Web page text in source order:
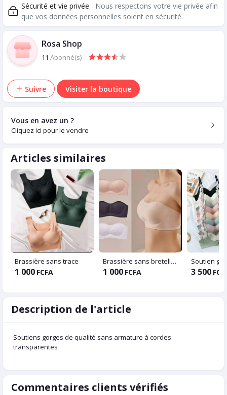
Sécurité et vie privée
Nous respectons votre vie privée afin
que vos données personnelles soient en sécurité.
Rosa Shop
11 Abonné(s) |
Suivre Visiter la boutique
Vous en avez un ?
Cliquez ici pour le vendre
Articles similaires
Brassière sans trace
1 000 FCFA
Brassière sans bretelles
1 000 FCFA
Soutien
3 500
Description de l'article
Soutiens gorges de qualité sans armature à cordes
transparentes
Commentaires clients vérifiés